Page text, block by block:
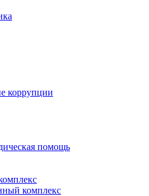
коррупции
помощь
комплекс